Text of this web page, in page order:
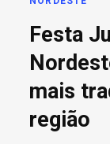
Festa
mais
região